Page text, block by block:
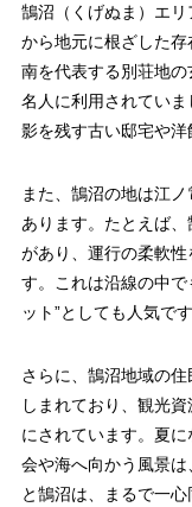
鵠沼（くげぬま）エ
から地元に根ざした
南を代表する別荘地
名人に利用されてい
影を残す古い邸宅や洋
また、鵠沼の地は江
あります。たとえば
があり、運行の柔軟
す。これは沿線の中
ット”としても人気です
さらに、鵠沼地域の
しまれており、観光
にされています。夏
会や海へ向かう風景
と鵠沼は、まるで一